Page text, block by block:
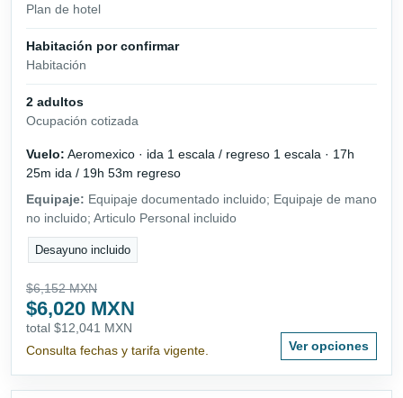
Plan de hotel
Habitación por confirmar
Habitación
2 adultos
Ocupación cotizada
Vuelo: Aeromexico · ida 1 escala / regreso 1 escala · 17h
25m ida / 19h 53m regreso
Equipaje: Equipaje documentado incluido; Equipaje de mano
no incluido; Articulo Personal incluido
Desayuno incluido
$6,152 MXN
$6,020 MXN
total $12,041 MXN
Consulta fechas y tarifa vigente.
Ver opciones